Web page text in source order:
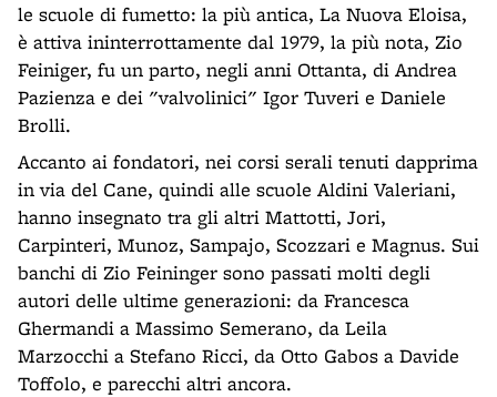
le scuole di fumetto: la più antica, La Nuova Eloisa,
è attiva ininterrottamente dal 1979, la più nota, Zio
Feiniger, fu un parto, negli anni Ottanta, di Andrea
Pazienza e dei "valvolinici" Igor Tuveri e Daniele
Brolli.
Accanto ai fondatori, nei corsi serali tenuti dapprima
in via del Cane, quindi alle scuole Aldini Valeriani,
hanno insegnato tra gli altri Mattotti, Jori,
Carpinteri, Munoz, Sampajo, Scozzari e Magnus. Sui
banchi di Zio Feininger sono passati molti degli
autori delle ultime generazioni: da Francesca
Ghermandi a Massimo Semerano, da Leila
Marzocchi a Stefano Ricci, da Otto Gabos a Davide
Toffolo, e parecchi altri ancora.